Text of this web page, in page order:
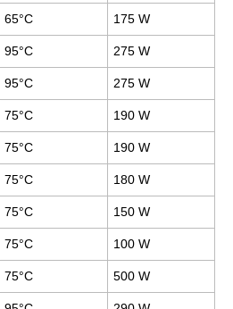
65°C 175 W
95°C 275 W
95°C 275 W
75°C 190 W
75°C 190 W
75°C 180 W
75°C 150 W
75°C 100 W
75°C 500 W